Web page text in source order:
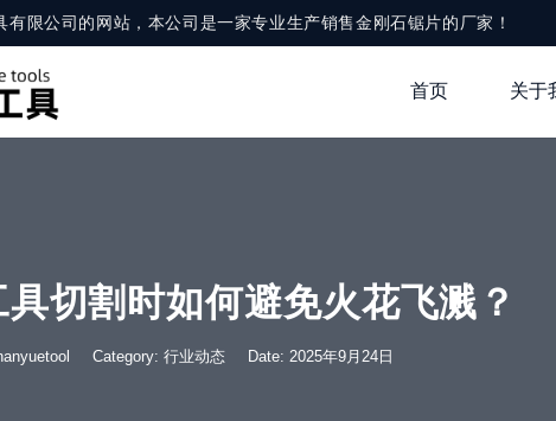
有限公司的网站，本公司是一家专业生产销售金刚石锯片的厂家！
首页 关于
切割时如何避免火花飞溅？
Category: 行业动态 Date: 2025年9月24日